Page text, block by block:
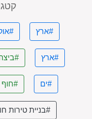
#ארץ
#ארץ
#ים #חוף
#בניית טירות